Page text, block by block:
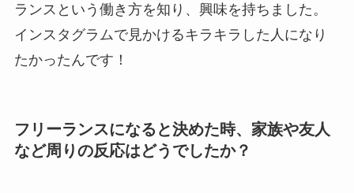
ランスという働き方を知り、興味を持ちました。
インスタグラムで見かけるキラキラした人になり
たかったんです！
フリーランスになると決めた時、家族や友人
など周りの反応はどうでしたか？